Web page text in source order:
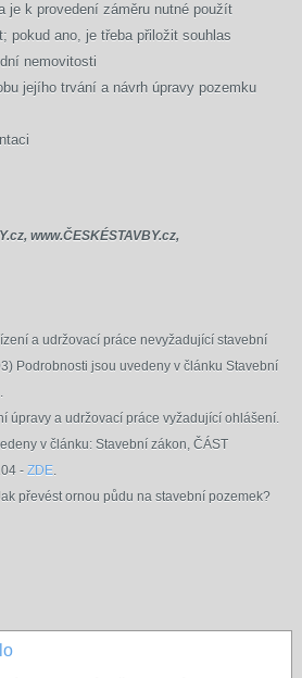
je k provedení záměru nutné použít
pokud ano, je třeba přiložit souhlas
nemovitosti
jejího trvání a návrh úpravy pozemku
www.ČESKÉSTAVBY.cz,
a udržovací práce nevyžadující stavební
) Podrobnosti jsou uvedeny v článku Stavební
.
úpravy a udržovací práce vyžadující ohlášení.
v článku: Stavební zákon, ČÁST
- ZDE.
převést ornou půdu na stavební pozemek?